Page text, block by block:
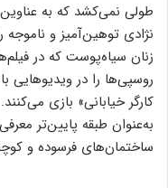
طولی نمی‌کشد که به
نژادی توهین‌آمیز و ناموجه
زنان سیاه‌پوست که در
روسپی‌ها را در ویدیوهایی
کارگر خیابانی» بازی
به‌عنوان طبقه پایین‌تر
ساختمان‌های فرسوده و